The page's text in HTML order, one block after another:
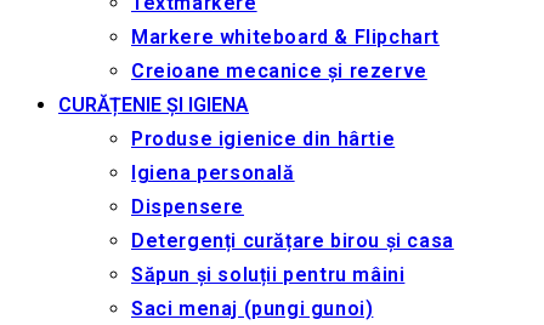
Markere whiteboard & Flipchart
Creioane mecanice și rezerve
CURĂȚENIE ȘI IGIENA
Produse igienice din hârtie
Igiena personală
Dispensere
Detergenți curățare birou și casa
Săpun și soluții pentru mâini
Saci menaj (pungi gunoi)